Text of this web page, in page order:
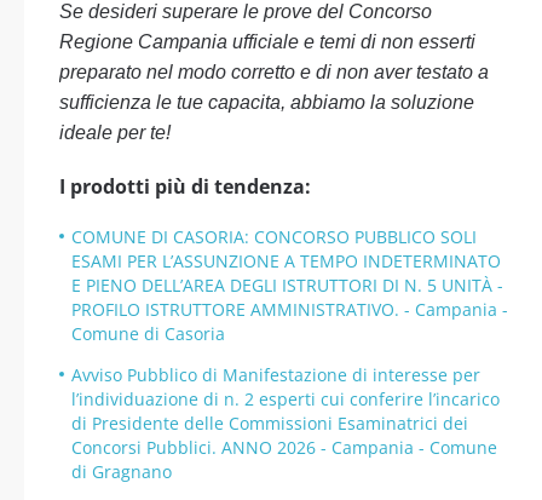
Se desideri superare le prove del Concorso
Regione Campania ufficiale e temi di non esserti
preparato nel modo corretto e di non aver testato a
sufficienza le tue capacita, abbiamo la soluzione
ideale per te!
I prodotti più di tendenza:
COMUNE DI CASORIA: CONCORSO PUBBLICO SOLI
ESAMI PER L’ASSUNZIONE A TEMPO INDETERMINATO
E PIENO DELL’AREA DEGLI ISTRUTTORI DI N. 5 UNITÀ -
PROFILO ISTRUTTORE AMMINISTRATIVO. - Campania -
Comune di Casoria
Avviso Pubblico di Manifestazione di interesse per
l’individuazione di n. 2 esperti cui conferire l’incarico
di Presidente delle Commissioni Esaminatrici dei
Concorsi Pubblici. ANNO 2026 - Campania - Comune
di Gragnano